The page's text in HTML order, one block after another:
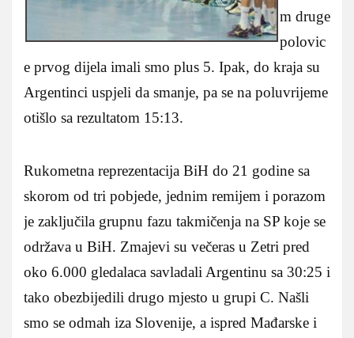
m druge
polovic
e prvog dijela imali smo plus 5. Ipak, do kraja su
Argentinci uspjeli da smanje, pa se na poluvrijeme
otišlo sa rezultatom 15:13.
Rukometna reprezentacija BiH do 21 godine sa
skorom od tri pobjede, jednim remijem i porazom
je zaključila grupnu fazu takmičenja na SP koje se
održava u BiH. Zmajevi su večeras u Zetri pred
oko 6.000 gledalaca savladali Argentinu sa 30:25 i
tako obezbijedili drugo mjesto u grupi C. Našli
smo se odmah iza Slovenije, a ispred Mađarske i